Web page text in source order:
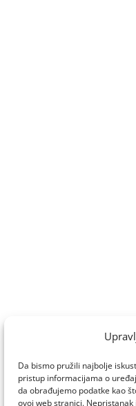
Da bismo pružili najbolje
pristup informacijama o
da obrađujemo podatke kao
ovoj web stranici.